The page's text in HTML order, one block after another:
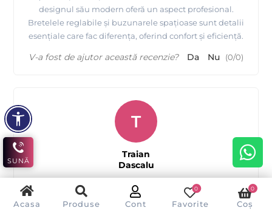
Acasa Produse Cont Favorite
0
Coș
0
designul său modern oferă un aspect profesional.
Bretelele reglabile și buzunarele spațioase sunt detalii
esențiale care fac diferența, oferind confort și eficiență.
V-a fost de ajutor această recenzie? Da Nu (0/0)
T
Traian
Dascalu
SUNĂ